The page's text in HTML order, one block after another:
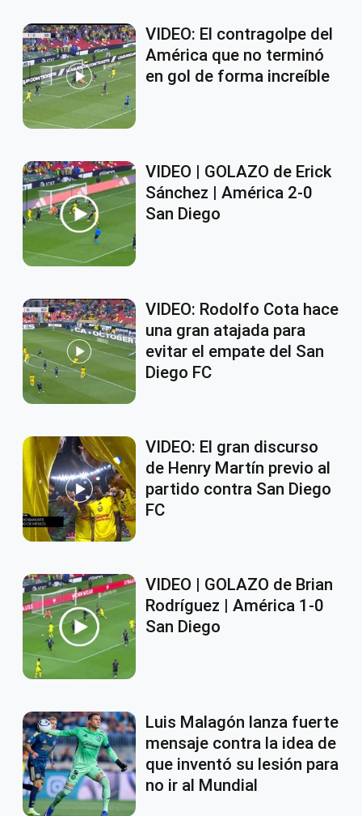
VIDEO: El contragolpe del
América que no terminó
en gol de forma increíble
VIDEO | GOLAZO de Erick
Sánchez | América 2-0
San Diego
VIDEO: Rodolfo Cota hace
una gran atajada para
evitar el empate del San
Diego FC
VIDEO: El gran discurso
de Henry Martín previo al
partido contra San Diego
FC
VIDEO | GOLAZO de Brian
Rodríguez | América 1-0
San Diego
Luis Malagón lanza fuerte
mensaje contra la idea de
que inventó su lesión para
no ir al Mundial